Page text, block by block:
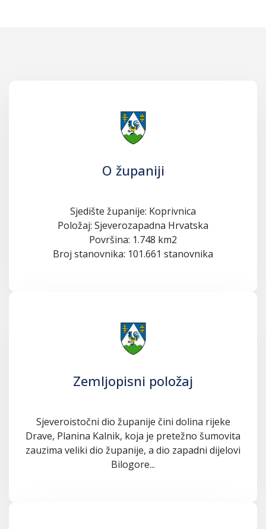
O županiji
Sjedište županije: Koprivnica
Položaj: Sjeverozapadna Hrvatska
Površina: 1.748 km2
Broj stanovnika: 101.661 stanovnika
Zemljopisni položaj
Sjeveroistočni dio županije čini dolina rijeke
Drave, Planina Kalnik, koja je pretežno šumovita
zauzima veliki dio županije, a dio zapadni dijelovi
Bilogore...